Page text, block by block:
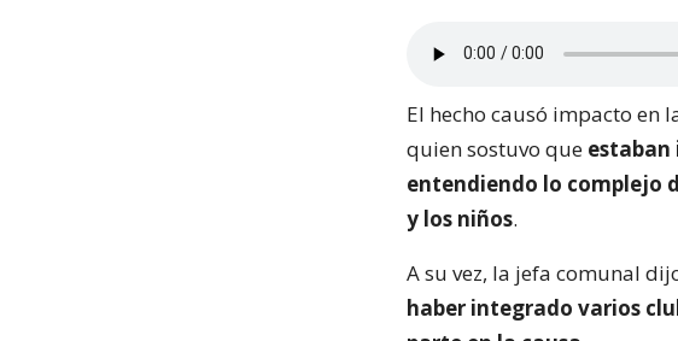
El hecho causó impacto en
quien sostuvo que
entendiendo lo complejo
y los niños.
A su vez, la jefa comunal
haber integrado varios